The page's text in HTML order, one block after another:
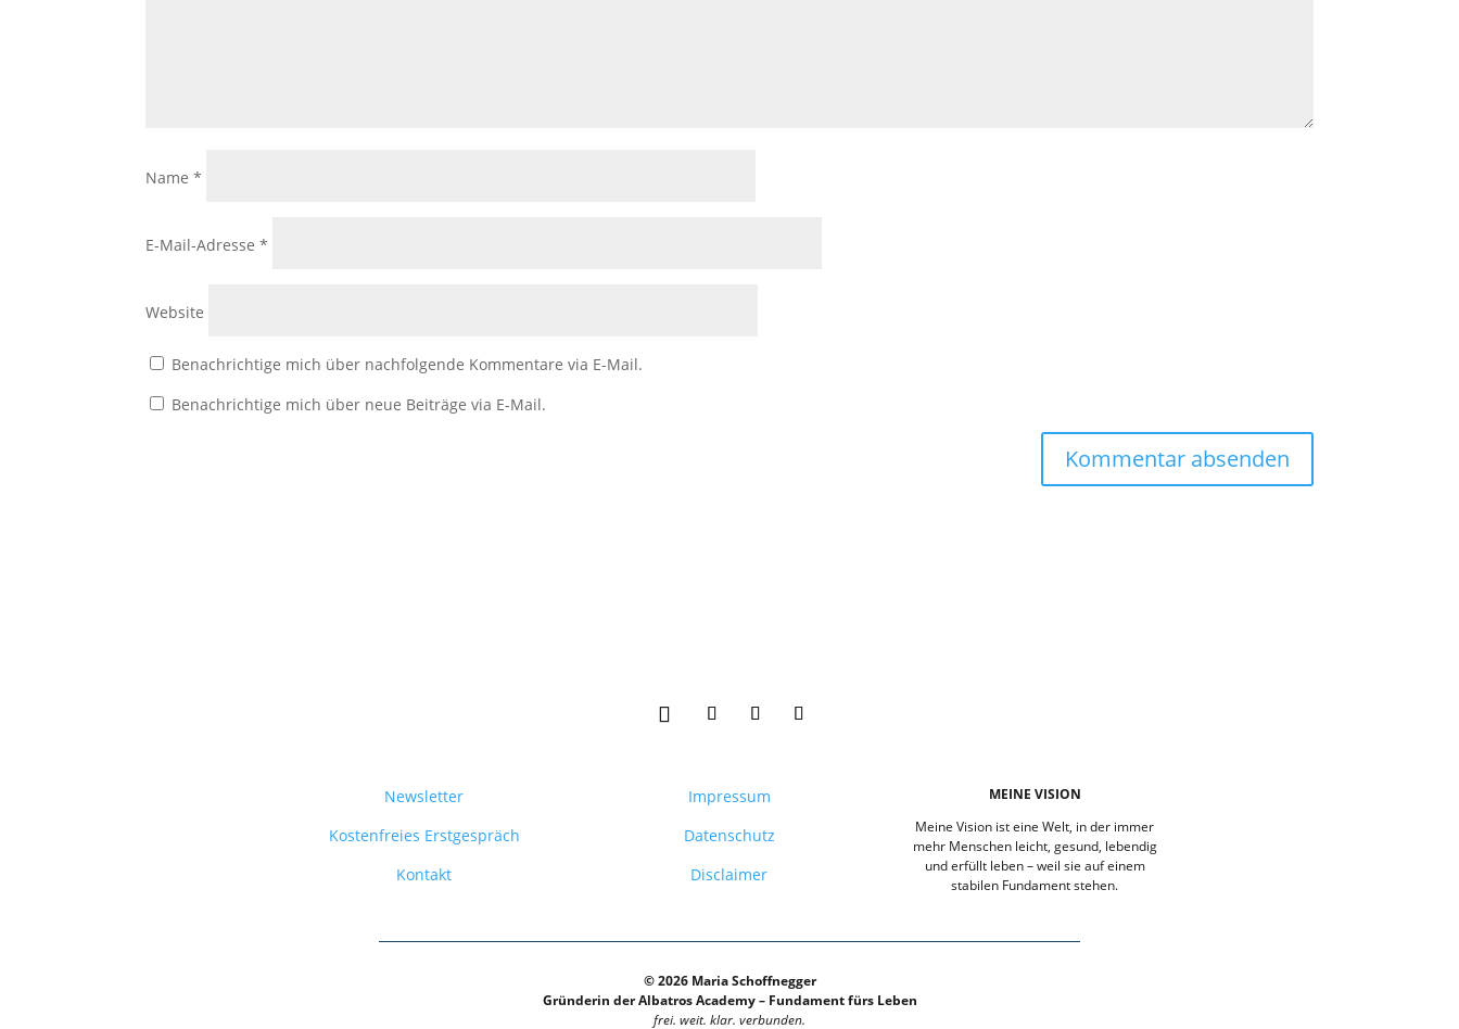
Name*
E-Mail-Adresse*
Website
Benachrichtige mich über nachfolgende Kommentare via E-Mail.
Benachrichtige mich über neue Beiträge via E-Mail.
Newsletter
Kostenfreies Erstgespräch
Kontakt
Impressum
Datenschutz
Disclaimer
MEINE VISION
Meine Vision ist eine Welt, in der immer
mehr Menschen leicht, gesund, lebendig
und erfüllt leben – weil sie auf einem
stabilen Fundament stehen.
© 2026 Maria Schoffnegger
Gründerin der Albatros Academy – Fundament fürs Leben
frei. weit. klar. verbunden.